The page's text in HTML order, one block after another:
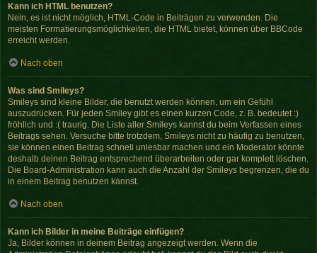
Kann ich HTML benutzen?
Nein, es ist nicht möglich, HTML-Code in Beiträgen zu verwenden. Die
meisten Formatierungsmöglichkeiten, die HTML bietet, können über BBCode
erreicht werden.
Nach oben
Was sind Smileys?
Smileys sind kleine Bilder, die benutzt werden können, um ein Gefühl
auszudrücken. Für jeden Smiley gibt es einen kurzen Code, z. B. bedeutet :)
fröhlich und :( traurig. Die Liste aller Smileys kannst du beim Verfassen eines
Beitrags sehen. Versuche bitte trotzdem, Smileys nicht zu häufig zu benutzen,
sie können einen Beitrag schnell unlesbar machen und ein Moderator könnte
deshalb deinen Beitrag entsprechend überarbeiten oder gar komplett löschen.
Die Board-Administration kann auch die Anzahl der Smileys begrenzen, die du
in einem Beitrag benutzen kannst.
Nach oben
Kann ich Bilder in meine Beiträge einfügen?
Ja, Bilder können in deinem Beitrag angezeigt werden. Wenn die